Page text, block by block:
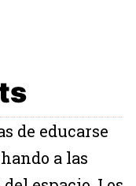
de educarse
a las